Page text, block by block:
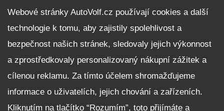
Fleet program Škoda
Nabídka zaměstnání
Facebook
Reklamační řád
Zásady zpracování osobních údajů pro zákazníky
Upozornění pro věřitele a společníky na jejich práva
Webové stránky AutoVolf.cz používají cookies a další
technologie k tomu, aby zajistily spolehlivost a
bezpečnost našich stránek, sledovaly jejich výkonnost
a zprostředkovaly personalizovaný nákupní zážitek a
cílenou reklamu. Za tímto účelem shromažďujeme
informace o uživatelích, jejich chování a zařízeních.
Kliknutím na tlačítko “Rozumím”, toto přijímáte a